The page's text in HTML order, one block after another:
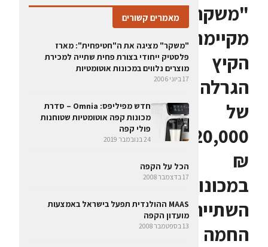
"משקר"
מקיימת
הקיץ
הגרלה
של
20,000
₪
במכונות
השתייה
החמה
מאמרים קשורים
"משקר" מציגה את ה"חטיפחית": מארז
פלסטיק ייחודי בצורת פחית שתייה למכירת
מוצרים נלווים במכונות אוטומטיות
17 ביוני 2006
חדש מפיליפס: Omnia – סדרת
מכונות קפה אוטומטיות שטוחנות
פולי קפה
24 בנובמבר 2019
הכל על הקפה
17 בדצמבר 2008
MAAS ההולנדית תפעל בישראל באמצעות
מועדון הקפה
13 בספטמבר 2008